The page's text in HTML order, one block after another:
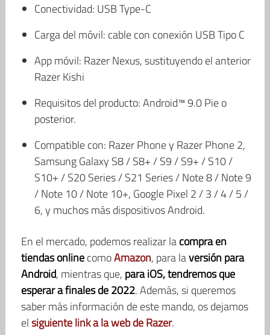
Conectividad: USB Type-C
Carga del móvil: cable con conexión USB Tipo C
App móvil: Razer Nexus, sustituyendo el anterior
Razer Kishi
Requisitos del producto: Android™ 9.0 Pie o
posterior.
Compatible con: Razer Phone y Razer Phone 2,
Samsung Galaxy S8 / S8+ / S9 / S9+ / S10 /
S10+ / S20 Series / S21 Series / Note 8 / Note 9
/ Note 10 / Note 10+, Google Pixel 2 / 3 / 4 / 5 /
6, y muchos más dispositivos Android.
En el mercado, podemos realizar lacompra en
tiendas onlinecomoAmazon, para laversión para
Android, mientras que, para iOS, tendremos que
esperar a finales de 2022. Además, si queremos
saber más información de este mando, os dejamos
elsiguiente link a la web de Razer.